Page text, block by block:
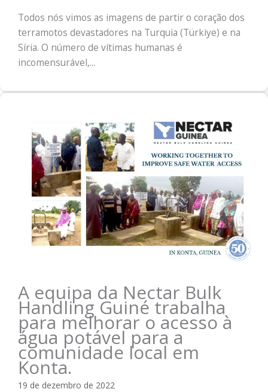
Todos nós vimos as imagens de partir o coração dos
terramotos devastadores na Turquia (Türkiye) e na
Síria. O número de vítimas humanas é
incomensurável,...
A equipa da Nectar Bulk
Handling Guiné trabalha
para melhorar o acesso à
água potável para a
comunidade local em
Konta.
19 de dezembro de 2022